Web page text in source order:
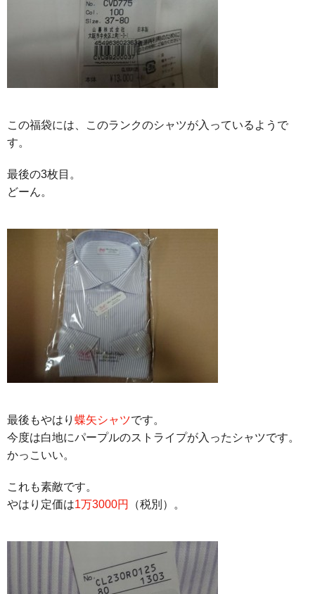
この福袋には、このランクのシャツが入っているようで
す。
最後の3枚目。
どーん。
最後もやはり 蝶矢シャツです。
今度は白地にパープルのストライプが入ったシャツです。
かっこいい。
これも素敵です。
やはり定価は1万3000円 （税別）。